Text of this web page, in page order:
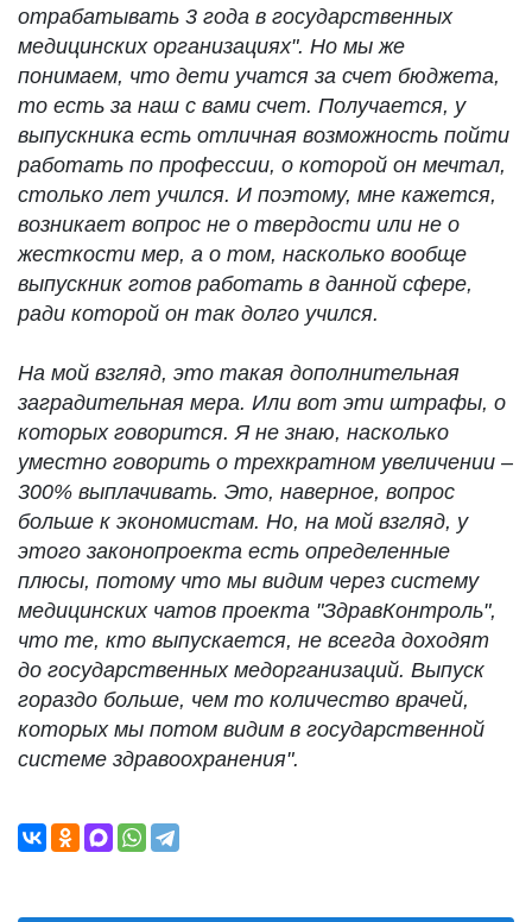
отрабатывать 3 года в государственных
медицинских организациях". Но мы же
понимаем, что дети учатся за счет бюджета,
то есть за наш с вами счет. Получается, у
выпускника есть отличная возможность пойти
работать по профессии, о которой он мечтал,
столько лет учился. И поэтому, мне кажется,
возникает вопрос не о твердости или не о
жесткости мер, а о том, насколько вообще
выпускник готов работать в данной сфере,
ради которой он так долго учился.
На мой взгляд, это такая дополнительная
заградительная мера. Или вот эти штрафы, о
которых говорится. Я не знаю, насколько
уместно говорить о трехкратном увеличении –
300% выплачивать. Это, наверное, вопрос
больше к экономистам. Но, на мой взгляд, у
этого законопроекта есть определенные
плюсы, потому что мы видим через систему
медицинских чатов проекта "ЗдравКонтроль",
что те, кто выпускается, не всегда доходят
до государственных медорганизаций. Выпуск
гораздо больше, чем то количество врачей,
которых мы потом видим в государственной
системе здравоохранения".